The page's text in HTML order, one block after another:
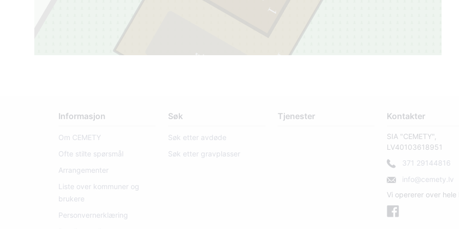
17
1
Informasjon
Om CEMETY
Ofte stilte spørsmål
Arrangementer
Liste over kommuner og
brukere
Personvernerklæring
Søk
Søk etter avdøde
Søk etter gravplasser
Tjenester Kontakter
SIA "CEMETY",
LV40103618951
371 29144816
info@cemety.lv
Vi opererer over hele